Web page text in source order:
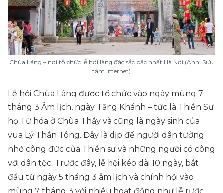
Chùa Láng – nơi tổ chức lễ hội làng đặc sắc bậc nhất Hà Nội (Ảnh: Sưu
tầm internet)
Lễ hội Chùa Láng được tổ chức vào ngày mùng 7
tháng 3 Âm lịch, ngày Tăng Khánh – tức là Thiền Sư
họ Từ hóa ở Chùa Thầy và cũng là ngày sinh của
vua Lý Thần Tông. Đây là dịp để người dân tưởng
nhớ công đức của Thiền sư và những người có công
với dân tộc. Trước đây, lễ hội kéo dài 10 ngày, bắt
đầu từ ngày 5 tháng 3 âm lịch và chính hội vào
mùng 7 tháng 3 với nhiều hoạt động như lễ rước,